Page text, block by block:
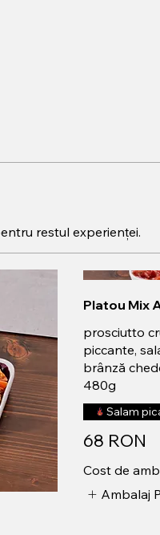
restul experienței.
Platou Mix
prosciutto
piccante,
brânză
480g
68 RON
Salam
Cost de
Ambalaj